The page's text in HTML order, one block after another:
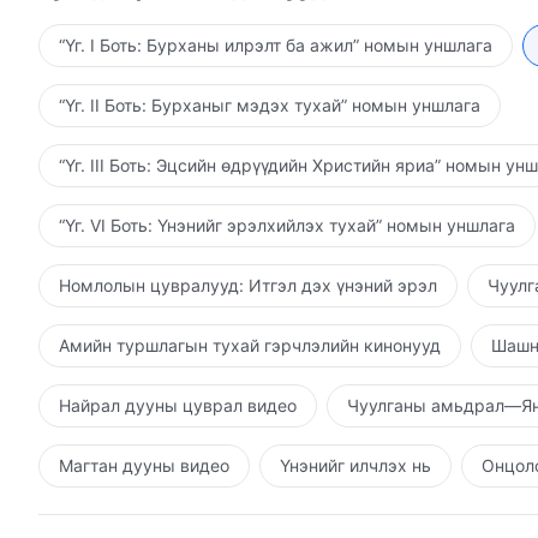
Түүний үйл хэрэг хаа сайгүй байдаг, Түүний хүч
сайгүй байдаг, Түүний эрх мэдэл хаа сайгүй
бөгөөд дор бүрнээ Түүний мэргэн ухаан, эрх
чөлөөлж чадах вэ? Хэн Түүний зохицуулалтаас
оршдог, түүнчлэн бүх зүйл Түүний дээд эрх дор
нь, Тэр үнэхээр оршин байж, бүх зүйлийг
өөр аргагүйд хүргэдэг. Түүнээс өөр нэг ч зүйл
тасралтгүй хангаж бүр ч чадахгүй. Чи Бурханы
Бурханы оршин тогтнолд итгэх эсэхээс үл
эргэлзэх зүйлгүй бөгөөд Бурхан үргэлж бүх
тогтнол, эрх мэдэл нь хүн төрөлхтөн танин мэдэж,
төрөлхтний өнгөрсөн, одоо, ирээдүйг мэддэг ба
чадна. Чи энэхүү бодит баримтыг хүлээн зөвшөөрч
төрөлхтөн энэ бүхнийг өөрсдийн нүдээр харах
Хүн төрөлхтөн Бурханы нүдэн дор амьдарч, нас
эцсийн удаа нүд анихдаа ч бас энэхүү
буцдаг. Энэ нь бүгд ялгаагүй Бурханы дээд эрх,
“Үг. I Боть: Бурханы илрэлт ба ажил” номын уншлага
“Үг. II Боть: Бурханыг мэдэх тухай” номын уншлага
“Үг. III Боть: Эцсийн өдрүүдийн Христийн яриа” номын
“Үг. VI Боть: Үнэнийг эрэлхийлэх тухай” номын уншлага
Номлолын цувралууд: Итгэл дэх үнэний эрэл
Амийн туршлагын тухай гэрчлэлийн кинонууд
Найрал дууны цуврал видео Чуулганы
Магтан дууны видео Үнэнийг илчлэх нь